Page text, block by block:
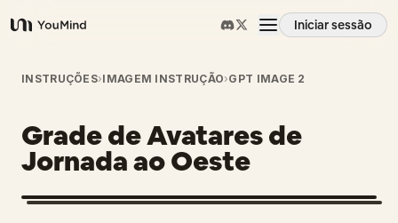
YouMind
Iniciar sessão
Visão geral
Casos de uso
Habilidades
INSTRUÇÕES›IMAGEM INSTRUÇÃO›GPT IMAGE 2
Grade de Avatares de
Jornada ao Oeste